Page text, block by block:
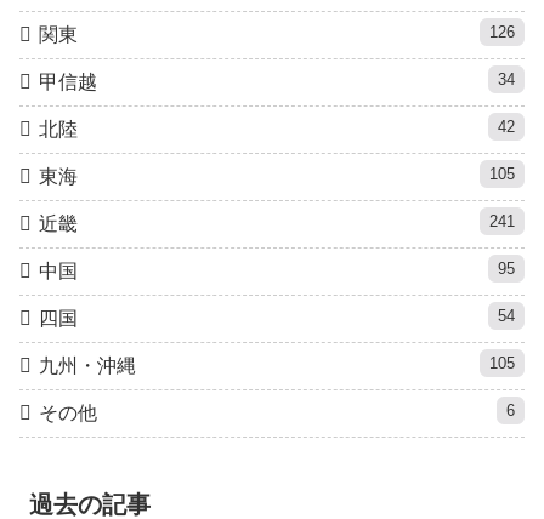
関東 126
甲信越 34
北陸 42
東海 105
近畿 241
中国 95
四国 54
九州・沖縄 105
その他 6
過去の記事